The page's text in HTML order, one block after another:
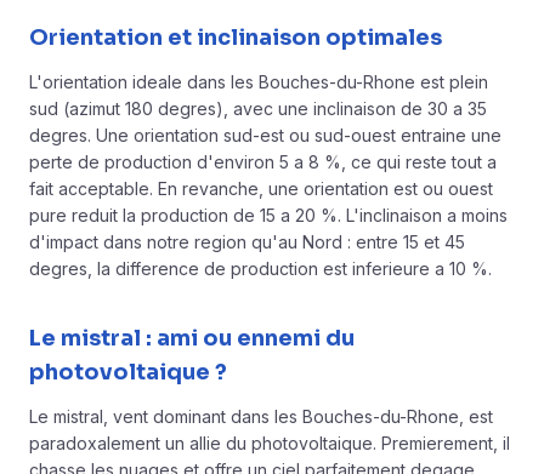
Orientation et inclinaison optimales
L'orientation ideale dans les Bouches-du-Rhone est plein
sud (azimut 180 degres), avec une inclinaison de 30 a 35
degres. Une orientation sud-est ou sud-ouest entraine une
perte de production d'environ 5 a 8 %, ce qui reste tout a
fait acceptable. En revanche, une orientation est ou ouest
pure reduit la production de 15 a 20 %. L'inclinaison a moins
d'impact dans notre region qu'au Nord : entre 15 et 45
degres, la difference de production est inferieure a 10 %.
Le mistral : ami ou ennemi du
photovoltaique ?
Le mistral, vent dominant dans les Bouches-du-Rhone, est
paradoxalement un allie du photovoltaique. Premierement, il
chasse les nuages et offre un ciel parfaitement degage,